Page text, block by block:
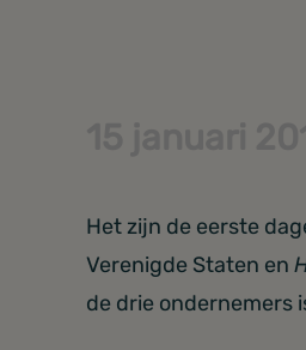
Het zijn de eerste
Verenigde Staten en
de drie ondernemers